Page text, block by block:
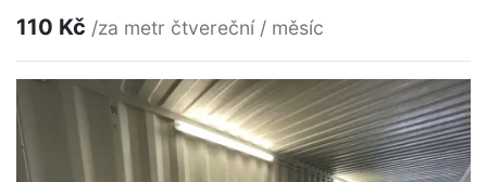
110 Kč /za metr čtvereční / měsíc